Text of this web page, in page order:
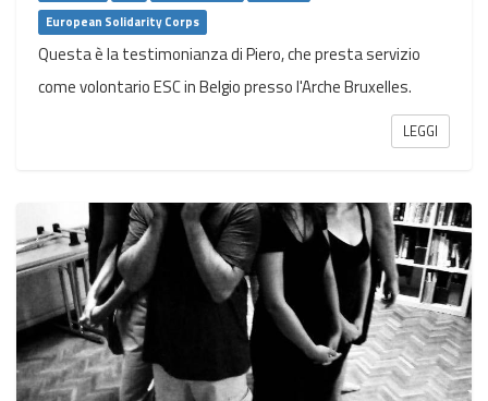
European Solidarity Corps
Questa è la testimonianza di Piero, che presta servizio
come volontario ESC in Belgio presso l'Arche Bruxelles.
LEGGI